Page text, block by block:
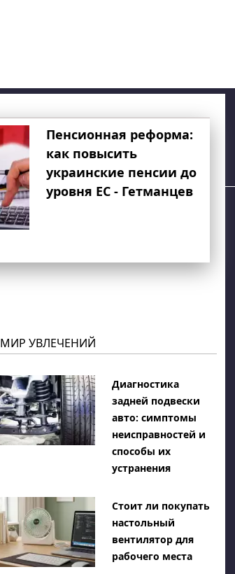
Пенсионная реформа:
как повысить
украинские пенсии до
уровня ЕС - Гетманцев
МИР УВЛЕЧЕНИЙ
Диагностика
задней подвески
авто: симптомы
неисправностей и
способы их
устранения
Стоит ли покупать
настольный
вентилятор для
рабочего места